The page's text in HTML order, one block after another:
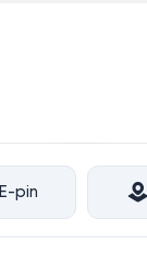
pin